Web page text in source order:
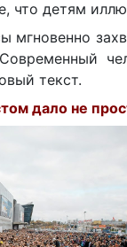
что детям
мгновенно
текст.
дало не